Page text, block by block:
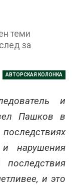
теми
за
АВТОРСКАЯ КОЛОНКА
и
Пашков в
нарушения
последствия
и это